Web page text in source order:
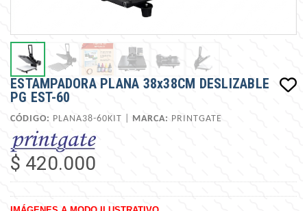
ESTAMPADORA PLANA 38x38CM DESLIZABLE
PG EST-60
CÓDIGO: PLANA38-60KIT | MARCA: PRINTGATE
$ 420.000